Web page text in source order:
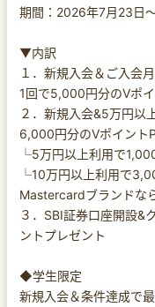
期間：2026年7月23日
▼内訳
１．新規入会＆ご入会
1回で5,000円分のVポ
２．新規入会&5万円以
6,000円分のVポイント
└5万円以上利用で
└10万円以上利用で
Mastercardブランドな
３．SBI証券口座開設&
ントプレゼント
◆学生限定
新規入会＆条件達成で